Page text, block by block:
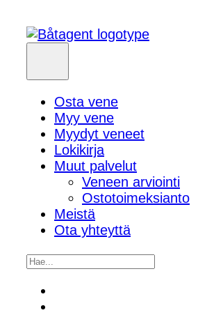
Osta vene
Myy vene
Myydyt veneet
Lokikirja
Muut palvelut
Veneen arviointi
Ostotoimeksianto
Meistä
Ota yhteyttä